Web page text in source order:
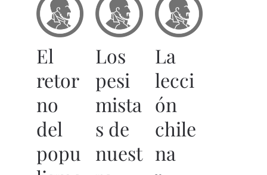
El
retor
no
del
popu
Los
pesi
mista
s de
nuest
La
lecci
ón
chile
na